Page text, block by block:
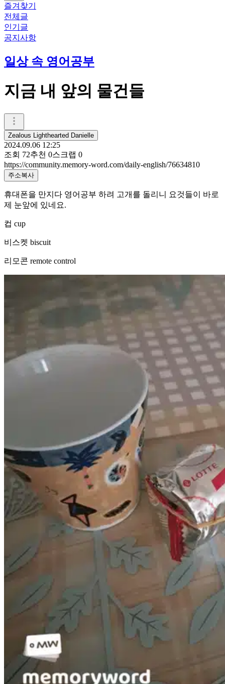
즐겨찾기
전체글
인기글
공지사항
일상 속 영어공부
지금 내 앞의 물건들
Zealous Lighthearted Danielle
2024.09.06 12:25
조회 72추천 0스크랩 0
https://community.memory-word.com/daily-english/76634810
주소복사
휴대폰을 만지다 영어공부 하려 고개를 돌리니 요것들이 바로
제 눈앞에 있네요.
컵 cup
비스켓 biscuit
리모콘 remote control